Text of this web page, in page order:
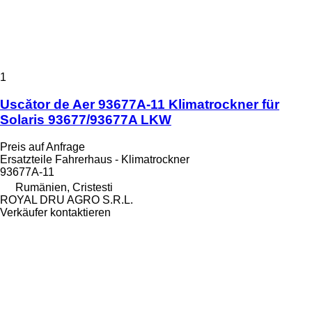
1
Uscător de Aer 93677A-11 Klimatrockner für
Solaris 93677/93677A LKW
Preis auf Anfrage
Ersatzteile Fahrerhaus - Klimatrockner
93677A-11
Rumänien, Cristesti
ROYAL DRU AGRO S.R.L.
Verkäufer kontaktieren